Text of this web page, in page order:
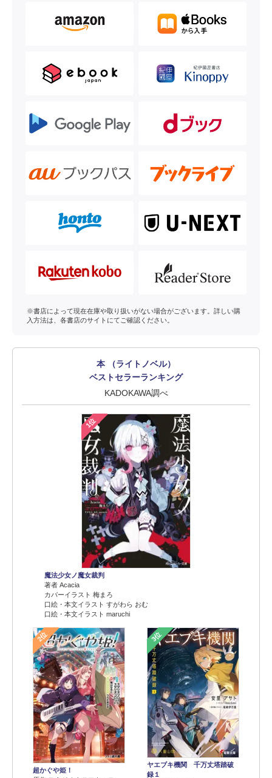
※書店によって現在在庫や取り扱いがない場合がございます。詳しい購
入方法は、各書店のサイトにてご確認ください。
本 （ライトノベル）
ベストセラーランキング
KADOKAWA調べ
1位
魔法少女ノ魔女裁判
著者 Acacia
カバーイラスト 梅まろ
口絵・本文イラスト すがわら おむ
口絵・本文イラスト maruchi
2位
超かぐや姫！
3位
ヤエブキ機関 千万丈塔踏破
録１